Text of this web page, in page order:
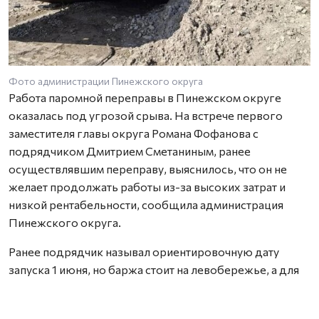
Фото администрации Пинежского округа
Работа паромной переправы в Пинежском округе
оказалась под угрозой срыва. На встрече первого
заместителя главы округа Романа Фофанова с
подрядчиком Дмитрием Сметаниным, ранее
осуществлявшим переправу, выяснилось, что он не
желает продолжать работы из-за высоких затрат и
низкой рентабельности, сообщила администрация
Пинежского округа.
Ранее подрядчик называл ориентировочную дату
запуска 1 июня, но баржа стоит на левобережье, а для